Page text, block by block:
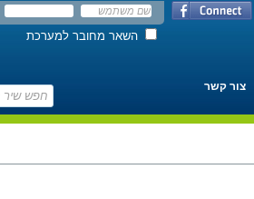
השאר מחובר למערכת
צור קשר